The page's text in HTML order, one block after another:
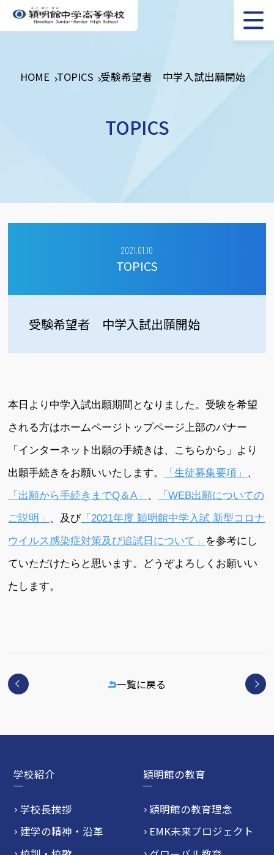
HOME TOPICS 受験希望者 中学入試出願開始
TOPICS
2021.01.10
TOPICS
受験希望者 中学入試出願開始
本日より中学入試出願期間となりました。受験を希望
される方はホームページトップページ上部のバナー
「インターネット出願の手続きは、こちらから」より
出願手続きをお願いいたします。
「生徒募集要項」 、
「出願から手続きまでQ＆A」 、
「WEB出願についての
ご説明」 、及び 「2021年度 穎明館中学入試 新型コロナ
ウイルス感染症対策及び追試日について」 を参考にし
ていただけたらと思います。どうぞよろしくお願いい
たします。
一覧に戻る
学校紹介
学校長挨拶
建学の精神・沿革
穎明館の教育
穎明館の教育理念
EMK未来プロジェクト